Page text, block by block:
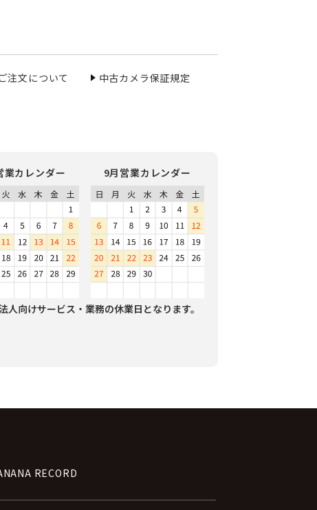
注文について 中古カメラ保証規定
業カレンダー 9月営業カレンダー
人向けサービス・業務の休業日となります。
RECORD